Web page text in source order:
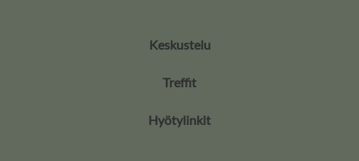
Keskustelu
Treffit
Hyötylinkit